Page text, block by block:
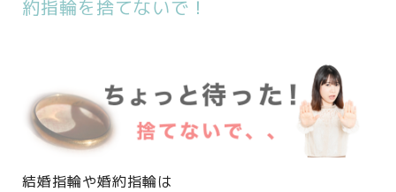
約指輪を捨てないで！
結婚指輪や婚約指輪は